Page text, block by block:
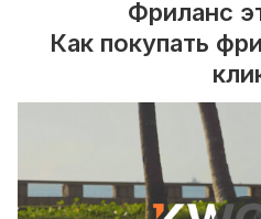
Фриланс
Как покупать